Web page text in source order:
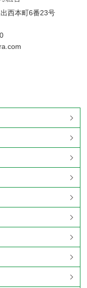
西本町6番23号